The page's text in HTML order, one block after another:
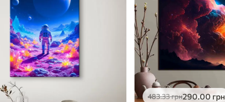
483.33грн290.00 грн